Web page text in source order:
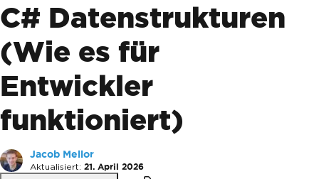
C# Datenstrukturen
(Wie es für
Entwickler
funktioniert)
Jacob Mellor
Aktualisiert: 21. April 2026